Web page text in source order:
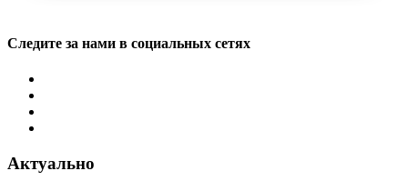
Следите за нами в социальных сетях
Актуально